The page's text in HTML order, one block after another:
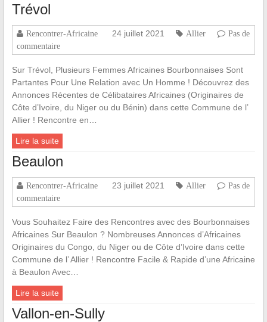
Trévol
Rencontrer-Africaine 24 juillet 2021 Allier
Pas de
commentaire
Sur Trévol, Plusieurs Femmes Africaines Bourbonnaises Sont
Partantes Pour Une Relation avec Un Homme ! Découvrez des
Annonces Récentes de Célibataires Africaines (Originaires de
Côte d’Ivoire, du Niger ou du Bénin) dans cette Commune de l’
Allier ! Rencontre en…
Lire la suite
Beaulon
Rencontrer-Africaine 23 juillet 2021 Allier
Pas de
commentaire
Vous Souhaitez Faire des Rencontres avec des Bourbonnaises
Africaines Sur Beaulon ? Nombreuses Annonces d’Africaines
Originaires du Congo, du Niger ou de Côte d’Ivoire dans cette
Commune de l’ Allier ! Rencontre Facile & Rapide d’une Africaine
à Beaulon Avec…
Lire la suite
Vallon-en-Sully